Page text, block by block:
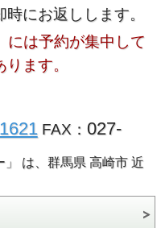
にお返しします。
は予約が集中して
ます。
FAX： 027-
」 は、群馬県 高崎市 近